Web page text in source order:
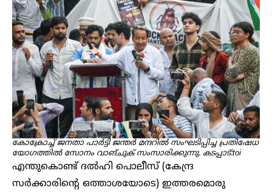
കോക്രോച്ച് ജനതാ പാർട്ടി ജന്തർ മന്ദറിൽ സംഘടിപ്പിച്ച പ്രതിഷേധ
യോഗത്തിൽ സോനം വാങ്‌ചുക് സംസാരിക്കുന്നു. കടപ്പാട്:toi
എന്തുകൊണ്ട് ദൽഹി പൊലീസ് (കേന്ദ്ര
സർക്കാരിന്റെ ഒത്താശയോടെ) ഇത്തരമൊരു